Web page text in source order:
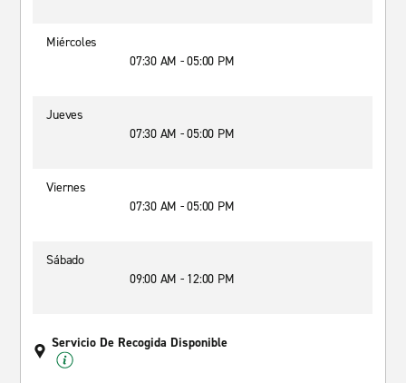
Miércoles
07:30 AM - 05:00 PM
Jueves
07:30 AM - 05:00 PM
Viernes
07:30 AM - 05:00 PM
Sábado
09:00 AM - 12:00 PM
Servicio De Recogida Disponible